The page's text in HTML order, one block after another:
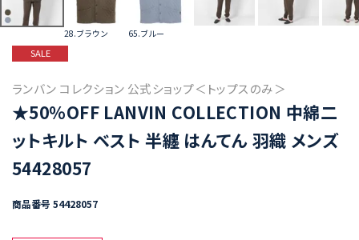
28.ブラウン 65.ブルー
SALE
ランバン コレクション 公式ショップ＜トップスのみ＞
★50%OFF LANVIN COLLECTION 中綿二
ットキルト ベスト 半纏 はんてん 羽織 メンズ
54428057
商品番号 54428057